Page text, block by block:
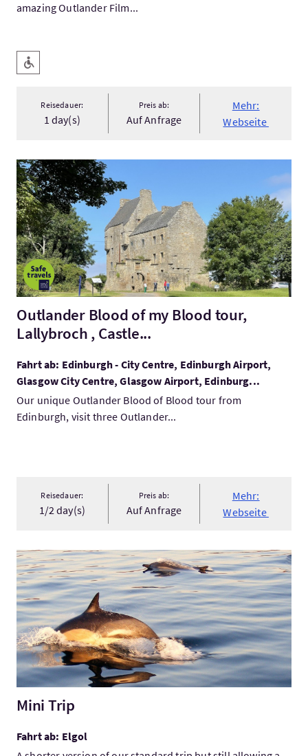
amazing Outlander Film...
Ausstattung
Barrierefreier Zugang
Reisedauer:
1 day(s)
Preis ab:
Auf Anfrage
Mehr:
Webseite
Mehr:Outlander Blood of my Blood tour, Lallybroch , Castle...
Outlander Blood of my Blood tour,
Lallybroch , Castle...
Fahrt ab: Edinburgh - City Centre, Edinburgh Airport,
Glasgow City Centre, Glasgow Airport, Edinburg...
Our unique Outlander Blood of Blood tour from
Edinburgh, visit three Outlander...
Reisedauer:
1/2 day(s)
Preis ab:
Auf Anfrage
Mehr:
Webseite
Mehr:Mini Trip
Mini Trip
Fahrt ab: Elgol